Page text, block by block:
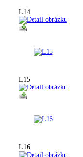
L14
L15
L16